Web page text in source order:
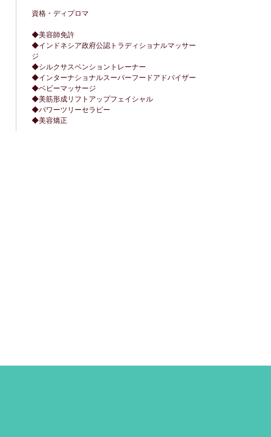
資格・ディプロマ
◆美容師免許
◆インドネシア政府公認トラディショナルマッサー
ジ
◆シルクサスペンショントレーナー
◆インターナショナルスーパーフードアドバイザー
◆ベビーマッサージ
◆美筋形成リフトアップフェイシャル
◆パワーツリーセラピー
◆美容矯正